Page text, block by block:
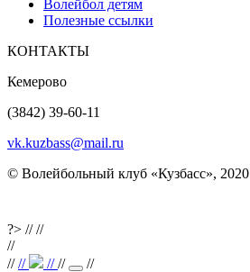
Волейбол детям
Полезные ссылки
КОНТАКТЫ
Кемерово
(3842) 39-60-11
vk.kuzbass@mail.ru
© Волейбольный клуб «Кузбасс», 2020
?> ////
//
//// //// //